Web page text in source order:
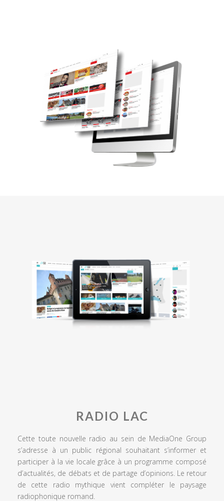
RADIO LAC
Cette toute nouvelle radio au sein de MediaOne Group
s’adresse à un public régional souhaitant s’informer et
participer à la vie locale grâce à un programme composé
d’actualités, de débats et de partage d’opinions. Le retour
de cette radio mythique vient compléter le paysage
radiophonique romand.